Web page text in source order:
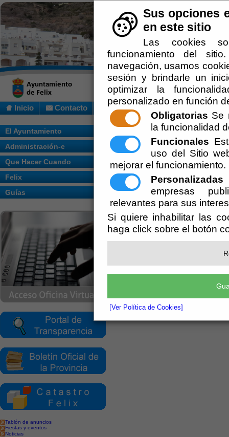
Sus opciones
en este sitio
Las cookies
funcionamiento del
navegación, usamos
sesión y brindarle un
optimizar la
personalizado en función
Obligatorias Se
la funcionalidad
Funcionales
uso del Sitio
mejorar el funcionamiento.
Personalizadas
empresas
relevantes para sus
Si quiere inhabilitar las
haga click sobre el botón
[Ver Política de Cookies]
Inicio Contacto
El Ayuntamiento
Administración-e
Que Hacer Cuando
Felix
Guías
Tablón de anuncios
Fiestas y eventos
Noticias
Usted se encuentra aquí:Inicio //
Obras
Participación Ciudadana y
Protección de Datos